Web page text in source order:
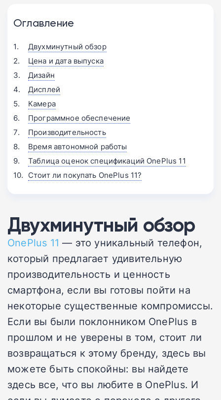
Оглавление
Двухминутный обзор
Цена и дата выпуска
Дизайн
Дисплей
Камера
Программное обеспечение
Производительность
Время автономной работы
Таблица оценок спецификаций OnePlus 11
Стоит ли покупать OnePlus 11?
Двухминутный обзор
OnePlus 11 — это уникальный телефон,
который предлагает удивительную
производительность и ценность
смартфона, если вы готовы пойти на
некоторые существенные компромиссы.
Если вы были поклонником OnePlus в
прошлом и не уверены в том, стоит ли
возвращаться к этому бренду, здесь вы
можете быть спокойны: вы найдете
здесь все, что вы любите в OnePlus. И